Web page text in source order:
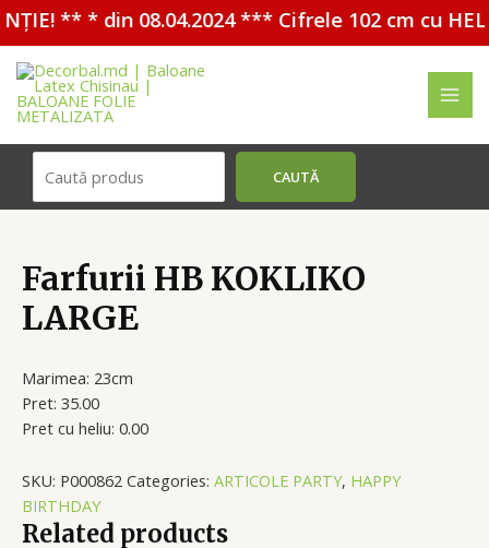
** * din 08.04.2024 *** Cifrele 102 cm cu
Перейти
содержимому
CAUTĂ
Farfurii HB KOKLIKO
LARGE
Marimea: 23cm
Pret: 35.00
Pret cu heliu: 0.00
SKU: P000862 Categories: ARTICOLE PARTY, HAPPY
BIRTHDAY
Related products